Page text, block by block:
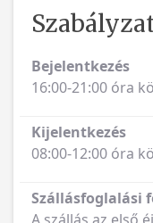
Bejelentkezés
16:00-21:00 óra
Kijelentkezés
08:00-12:00 óra
Szállásfoglalási